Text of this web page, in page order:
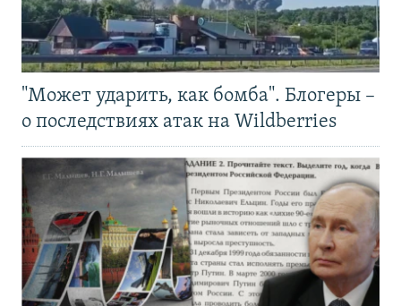
"Может ударить, как бомба". Блогеры –
о последствиях атак на Wildberries